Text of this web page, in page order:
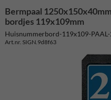
Bermpaal
bordjes 119x109mm
Huisnummerbord-119x109-PAAL-
Art.nr. SIGN.9d8f63